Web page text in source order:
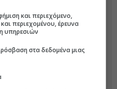
και περιεχόμενο,
περιεχομένου, έρευνα
υπηρεσιών
στα δεδομένα μιας